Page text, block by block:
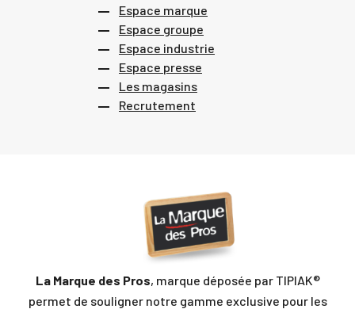
Espace marque
Espace groupe
Espace industrie
Espace presse
Les magasins
Recrutement
La Marque des Pros, marque déposée par TIPIAK®
permet de souligner notre gamme exclusive pour les